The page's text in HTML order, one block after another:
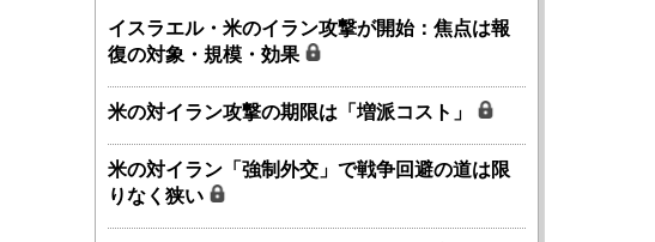
イスラエル・米のイラン攻撃が開始：焦点は報
復の対象・規模・効果
米の対イラン攻撃の期限は「増派コスト」
米の対イラン「強制外交」で戦争回避の道は限
りなく狭い